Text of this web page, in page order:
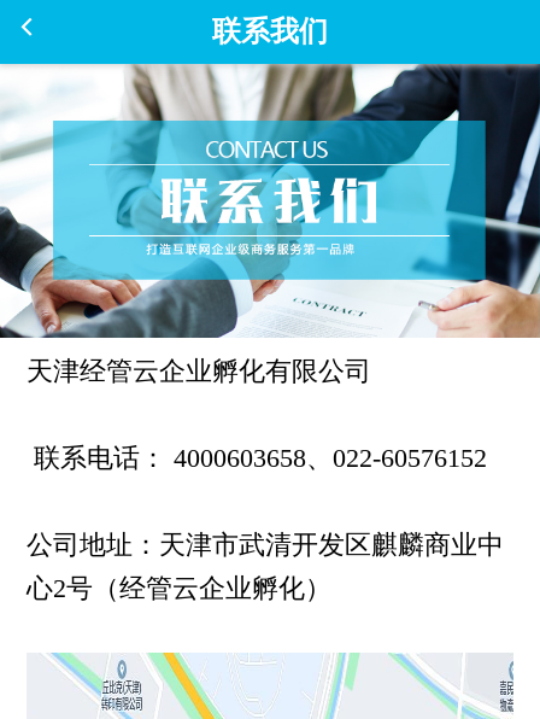
联系我们
天津经管云企业孵化有限公司
联系电话： 4000603658、022-60576152
公司地址：天津市武清开发区麒麟商业中
心2号（经管云企业孵化）